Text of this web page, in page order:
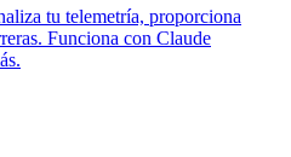
tu telemetría, proporciona
Funciona con Claude